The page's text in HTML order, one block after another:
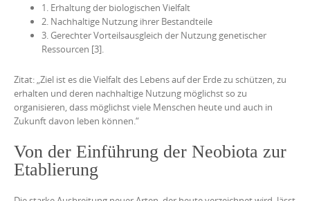
1. Erhaltung der biologischen Vielfalt
2. Nachhaltige Nutzung ihrer Bestandteile
3. Gerechter Vorteilsausgleich der Nutzung genetischer
Ressourcen [3].
Zitat: „Ziel ist es die Vielfalt des Lebens auf der Erde zu schützen, zu
erhalten und deren nachhaltige Nutzung möglichst so zu
organisieren, dass möglichst viele Menschen heute und auch in
Zukunft davon leben können.“
Von der Einführung der Neobiota zur
Etablierung